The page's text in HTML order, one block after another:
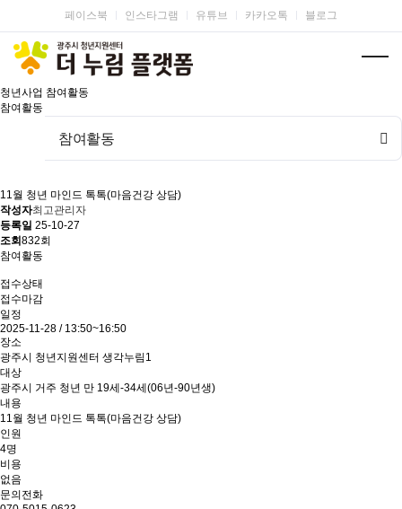
페이스북 인스타그램 유튜브 카카오톡 블로그
청년사업 참여활동
참여활동
참여활동
11월 청년 마인드 톡톡(마음건강 상담)
작성자최고관리자
등록일 25-10-27
조회832회
참여활동
접수상태
접수마감
일정
2025-11-28 / 13:50~16:50
장소
광주시 청년지원센터 생각누림1
대상
광주시 거주 청년 만 19세-34세(06년-90년생)
내용
11월 청년 마인드 톡톡(마음건강 상담)
인원
4명
비용
없음
문의전화